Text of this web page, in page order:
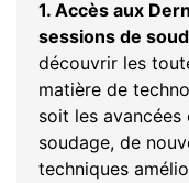
1. Accès aux
sessions de
découvrir les
matière de
soit les
soudage, de
techniques